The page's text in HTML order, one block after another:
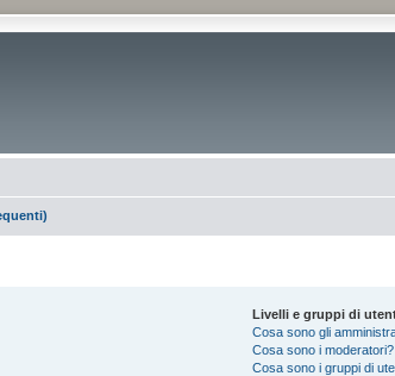
Livelli e gruppi di
Cosa sono gli
Cosa sono i moderatori?
Cosa sono i gruppi di